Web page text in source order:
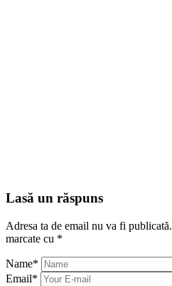
Lasă un răspuns
Adresa ta de email nu va fi publicată.
marcate cu *
Name*
Email*